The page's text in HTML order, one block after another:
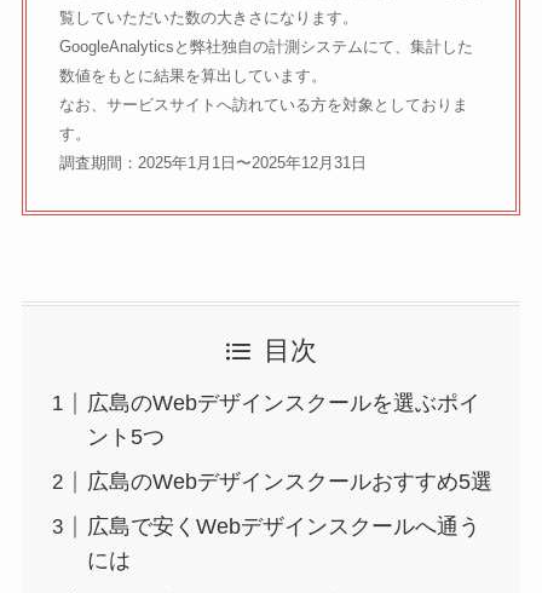
覧していただいた数の大きさになります。
GoogleAnalyticsと弊社独自の計測システムにて、集計した
数値をもとに結果を算出しています。
なお、サービスサイトへ訪れている方を対象としておりま
す。
調査期間：2025年1月1日〜2025年12月31日
目次
広島のWebデザインスクールを選ぶポイ
ント5つ
広島のWebデザインスクールおすすめ5選
広島で安くWebデザインスクールへ通う
には